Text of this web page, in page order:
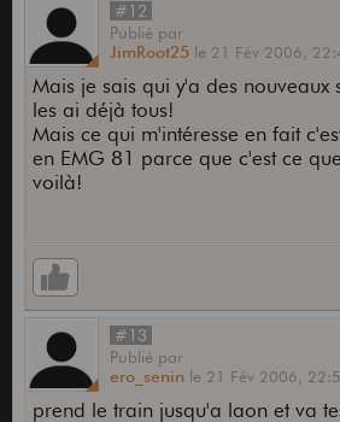
#12
Publié par
JimRoot25 le 21 Fév 2006,
Mais je sais qui y'a des nouveaux
les ai déjà tous!
Mais ce qui m'intéresse en fait
en EMG 81 parce que c'est ce
voilà!
#13
Publié par
ero_senin le 21 Fév 2006,
prend le train jusqu'a laon et va